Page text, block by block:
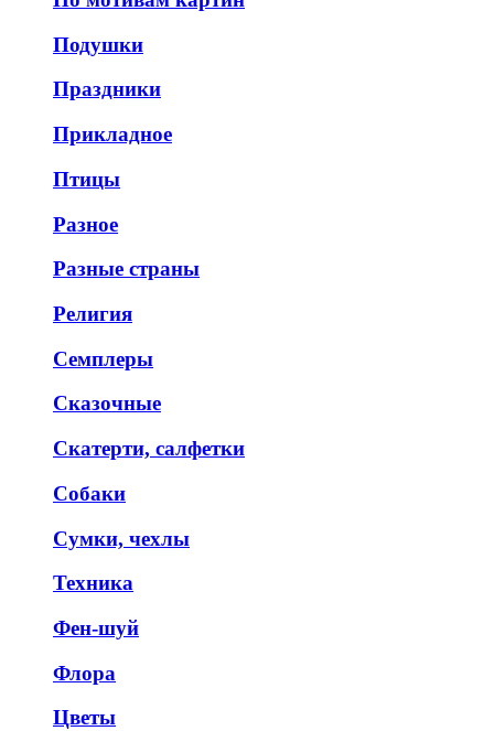
Подушки
Праздники
Прикладное
Птицы
Разное
Разные страны
Религия
Семплеры
Сказочные
Скатерти, салфетки
Собаки
Сумки, чехлы
Техника
Фен-шуй
Флора
Цветы